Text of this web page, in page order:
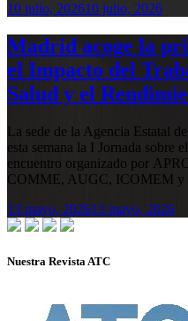
10 julio, 202610 julio, 2026
Madrid acoge la
el Impacto del
Salud y el
La sede de la Agencia Estatal
esta semana la I Jornada sobre
encuentro organizado por
COMME, AUGC, ICOMEM y
13 mayo, 202613 mayo, 2026
Nuestra Revista ATC